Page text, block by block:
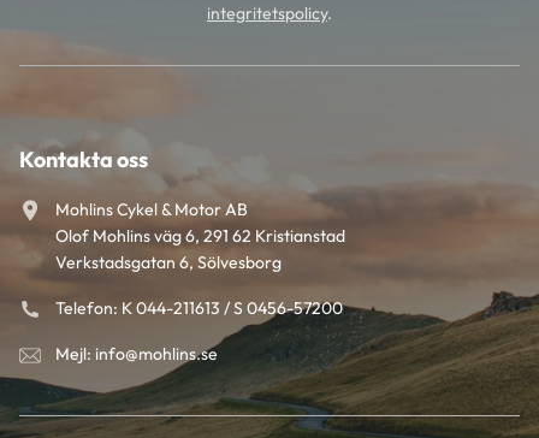
integritetspolicy.
Kontakta oss
Mohlins Cykel & Motor AB
Olof Mohlins väg 6, 291 62 Kristianstad
Verkstadsgatan 6, Sölvesborg
Telefon: K 044-211613 / S 0456-57200
Mejl: info@mohlins.se